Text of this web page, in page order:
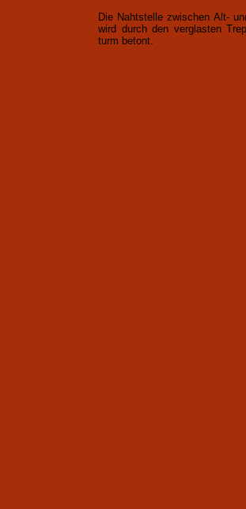
Die Nahtstelle zwischen Alt-
wird durch den verglasten
turm betont.